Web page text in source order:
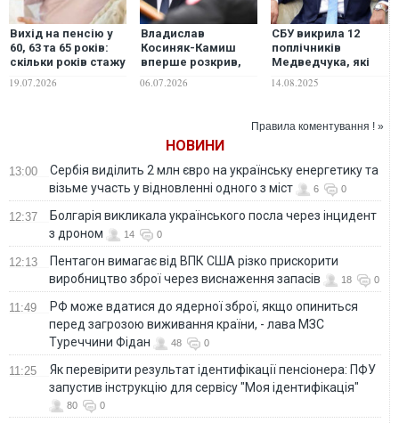
Вихід на пенсію у
60, 63 та 65 років:
скільки років стажу
українцям у 2026–
19.07.2026
Владислав
Косиняк-Камиш
вперше розкрив,
витратила на
06.07.2026
СБУ викрила 12
поплічників
Медведчука, які
РФ та проводили
14.08.2025
Правила коментування ! »
НОВИНИ
13:00
Сербія виділить 2 млн євро на українську енергетику та
візьме участь у відновленні одного з міст
6 0
12:37
Болгарія викликала українського посла через інцидент
з дроном
14 0
12:13
Пентагон вимагає від ВПК США різко прискорити
виробництво зброї через виснаження запасів
18 0
11:49
РФ може вдатися до ядерної зброї, якщо опиниться
перед загрозою виживання країни, - лава МЗС
Туреччини Фідан
48 0
11:25
Як перевірити результат ідентифікації пенсіонера: ПФУ
запустив інструкцію для сервісу "Моя ідентифікація"
80 0